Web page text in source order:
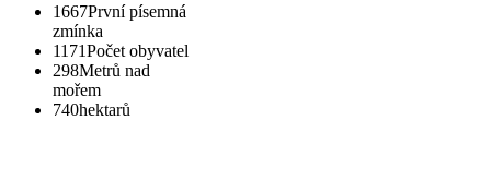
1667První písemná
zmínka
1171Počet obyvatel
298Metrů nad
mořem
740hektarů